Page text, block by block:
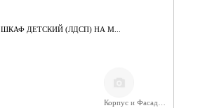
РК ШМК-4 ШКАФ ДЕТСКИЙ (ЛДСП) НА М...